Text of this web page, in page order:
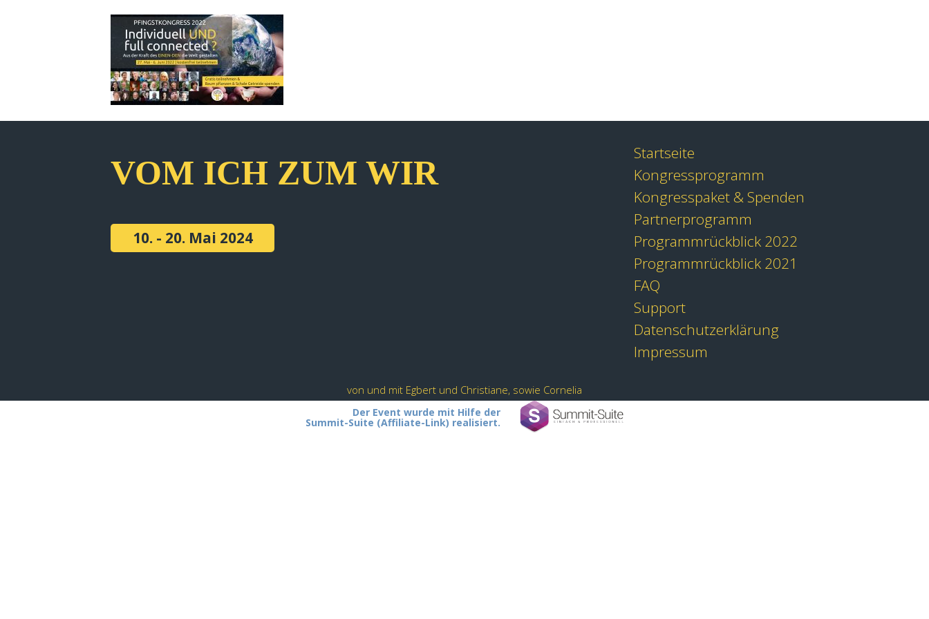
VOM ICH ZUM WIR
10. - 20. Mai 2024
Startseite
Kongressprogramm
Kongresspaket & Spenden
Partnerprogramm
Programmrückblick 2022
Programmrückblick 2021
FAQ
Support
Datenschutzerklärung
Impressum
von und mit Egbert und Christiane, sowie Cornelia
Der Event wurde mit Hilfe der
Summit-Suite (Affiliate-Link) realisiert.